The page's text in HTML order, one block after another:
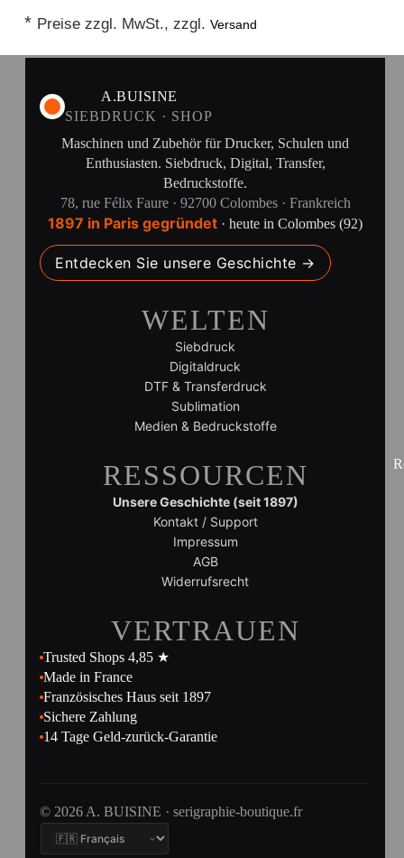
* Preise zzgl. MwSt., zzgl.Versand
A.BUISINE
SIEBDRUCK · SHOP
Maschinen und Zubehör für Drucker, Schulen und
Enthusiasten. Siebdruck, Digital, Transfer,
Bedruckstoffe.
78, rue Félix Faure · 92700 Colombes · Frankreich
1897 in Paris gegründet · heute in Colombes (92)
Entdecken Sie unsere Geschichte →
WELTEN
Siebdruck
Digitaldruck
DTF & Transferdruck
Sublimation
Medien & Bedruckstoffe
RESSOURCEN
Unsere Geschichte (seit 1897)
Kontakt / Support
Impressum
AGB
Widerrufsrecht
VERTRAUEN
Trusted Shops 4,85 ★
Made in France
Französisches Haus seit 1897
Sichere Zahlung
14 Tage Geld-zurück-Garantie
© 2026 A. BUISINE · serigraphie-boutique.fr